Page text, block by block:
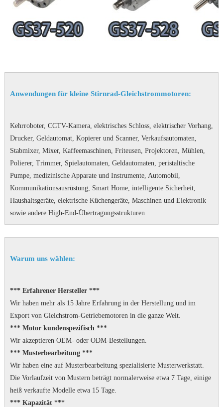
Anwendungen für kleine Stirnrad-Gleichstrommotoren:
Kehrroboter, CCTV-Kamera, elektrisches Schloss, elektrischer Vorhang,
Drucker, Geldautomat, Kopierer und Scanner, Verkaufsautomaten,
Stabmixer, Mixer, Kaffeemaschinen, Friteusen, Projektoren, Mühlen,
Polierer, Trimmer, Spielautomaten, Geldautomaten, peristaltische
Pumpe, medizinische Apparate und Instrumente, Automobil,
Kommunikationsausrüstung, Smart Home, intelligente Sicherheit,
Haushaltsgeräte, elektrische Küchengeräte, Maschinen und Elektronik
sowie andere High-End-Übertragungsstrukturen
Warum uns wählen:
*** Erfahrener Hersteller ***
Wir haben mehr als 15 Jahre Erfahrung in der Herstellung und im
Export von Gleichstrom-Getriebemotoren in die ganze Welt.
*** Motor kundenspezifisch ***
Wir akzeptieren OEM- oder ODM-Bestellungen.
*** Musterbearbeitung ***
Wir haben eine auf Musterbearbeitung spezialisierte Musterwerkstatt.
Die Vorlaufzeit von Mustern beträgt normalerweise etwa 7 Tage, einige
heiß verkaufte Modelle etwa 15 Tage.
*** Kapazität ***